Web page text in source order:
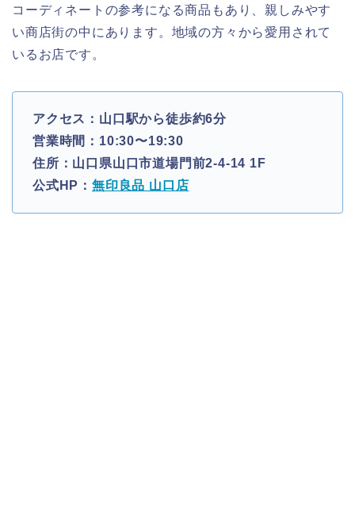
コーディネートの参考になる商品もあり、親しみやす
い商店街の中にあります。地域の方々から愛用されて
いるお店です。
アクセス：山口駅から徒歩約6分
営業時間：10:30〜19:30
住所：山口県山口市道場門前2-4-14 1F
公式HP： 無印良品 山口店